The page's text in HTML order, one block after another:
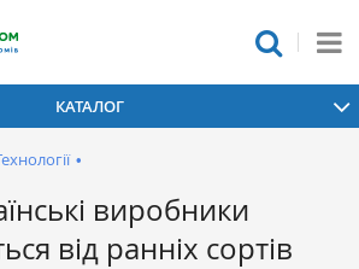
КАТАЛОГ
•
виробники
від ранніх сортів